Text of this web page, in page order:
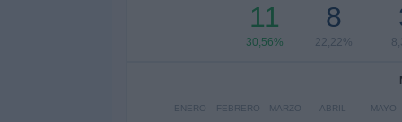
11
30,56%
8
22,22%
ENERO FEBRERO MARZO ABRIL MAYO